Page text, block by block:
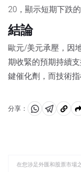
20，顯示短期下跌的
結論
歐元/美元承壓，因
期收緊的預期持續
鍵催化劑，而技術
分享：
分 分 複
在您涉足外匯和股票市場